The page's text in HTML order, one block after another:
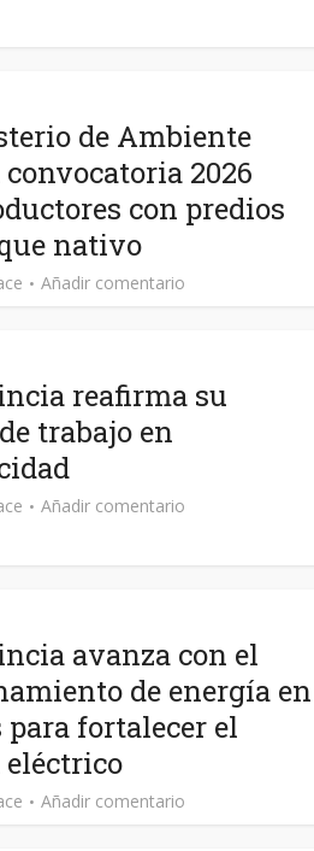
de Ambiente
2026
con predios
nativo
Añadir comentario
reafirma su
trabajo en
Añadir comentario
avanza con el
de energía en
fortalecer el
Añadir comentario